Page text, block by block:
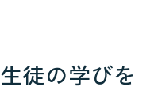
徒の学びを